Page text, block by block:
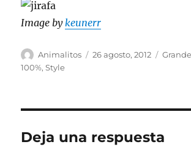
Image bykeunerr
Autor
Animalitos
Publicado
26 agosto, 2012
100%,Style
Deja una respuesta